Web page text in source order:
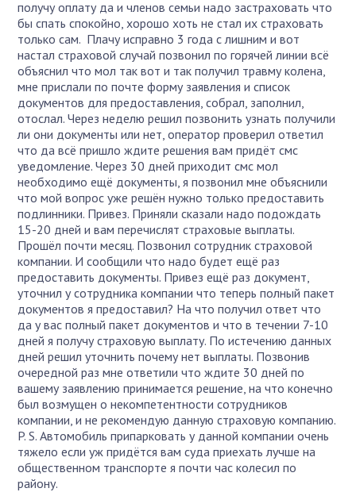
получу оплату да и членов семьи надо застраховать что
бы спать спокойно, хорошо хоть не стал их страховать
только сам. Плачу исправно 3 года с лишним и вот
настал страховой случай позвонил по горячей линии всё
объяснил что мол так вот и так получил травму колена,
мне прислали по почте форму заявления и список
документов для предоставления, собрал, заполнил,
отослал. Через неделю решил позвонить узнать получили
ли они документы или нет, оператор проверил ответил
что да всё пришло ждите решения вам придёт смс
уведомление. Через 30 дней приходит смс мол
необходимо ещё документы, я позвонил мне объяснили
что мой вопрос уже решён нужно только предоставить
подлинники. Привез. Приняли сказали надо подождать
15-20 дней и вам перечислят страховые выплаты.
Прошёл почти месяц. Позвонил сотрудник страховой
компании. И сообщили что надо будет ещё раз
предоставить документы. Привез ещё раз документ,
уточнил у сотрудника компании что теперь полный пакет
документов я предоставил? На что получил ответ что
да у вас полный пакет документов и что в течении 7-10
дней я получу страховую выплату. По истечению данных
дней решил уточнить почему нет выплаты. Позвонив
очередной раз мне ответили что ждите 30 дней по
вашему заявлению принимается решение, на что конечно
был возмущен о некомпетентности сотрудников
компании, и не рекомендую данную страховую компанию.
P. S. Автомобиль припарковать у данной компании очень
тяжело если уж придётся вам суда приехать лучше на
общественном транспорте я почти час колесил по
району.